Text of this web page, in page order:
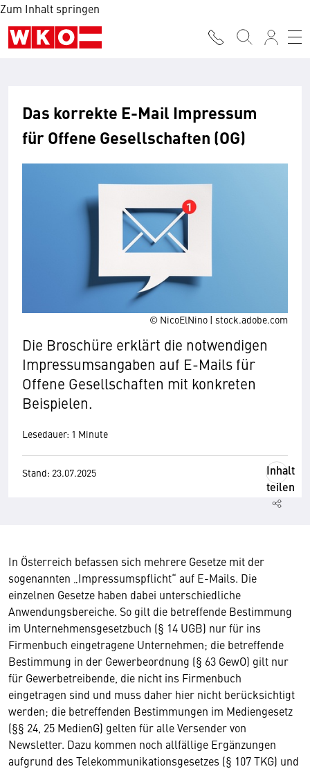
Zum Inhalt springen
© NicoElNino | stock.adobe.com
Das korrekte E-Mail Impressum
für Offene Gesellschaften (OG)
Die Broschüre erklärt die notwendigen
Impressumsangaben auf E-Mails für
Offene Gesellschaften mit konkreten
Beispielen.
Lesedauer: 1 Minute
Stand: 23.07.2025
Inhalt
teilen
In Österreich befassen sich mehrere Gesetze mit der
sogenannten „Impressumspflicht“ auf E-Mails. Die
einzelnen Gesetze haben dabei unterschiedliche
Anwendungsbereiche. So gilt die betreffende Bestimmung
im Unternehmensgesetzbuch (§ 14 UGB) nur für ins
Firmenbuch eingetragene Unternehmen; die betreffende
Bestimmung in der Gewerbeordnung (§ 63 GewO) gilt nur
für Gewerbetreibende, die nicht ins Firmenbuch
eingetragen sind und muss daher hier nicht berücksichtigt
werden; die betreffenden Bestimmungen im Mediengesetz
(§§ 24, 25 MedienG) gelten für alle Versender von
Newsletter. Dazu kommen noch allfällige Ergänzungen
aufgrund des Telekommunikationsgesetzes (§ 107 TKG) und